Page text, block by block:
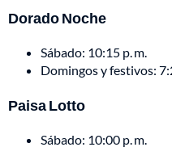
Dorado Noche
Sábado: 10:15 p. m.
Domingos y festivos:
Paisa Lotto
Sábado: 10:00 p. m.